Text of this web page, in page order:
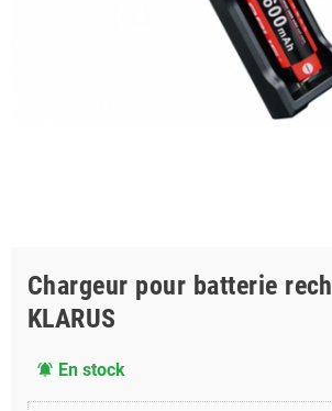
Chargeur pour batterie
KLARUS
notifications_active En stock